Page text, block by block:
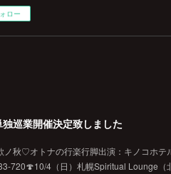
ロー
独巡業開催決定致しました
ノ秋♡オトナの行楽行脚出演：キノコホ
720🍄10/4（日）札幌Spiritual Lounge